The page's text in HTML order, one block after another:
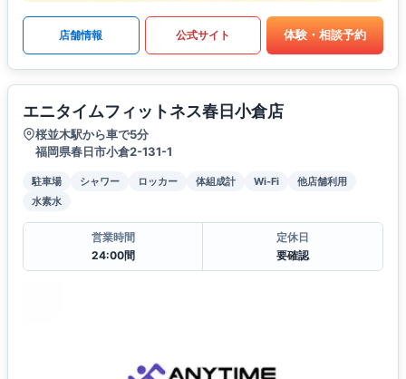
店舗情報 公式サイト 体験・相談予約
エニタイムフィットネス春日小倉店
桜並木駅から車で5分
福岡県春日市小倉2-131-1
駐車場 シャワー ロッカー 体組成計 Wi-Fi
他店舗利用
水素水
営業時間
24:00間
定休日
要確認